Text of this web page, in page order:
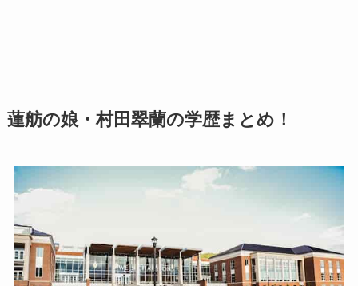
蓮舫の娘・村田翠蘭の学歴まとめ！